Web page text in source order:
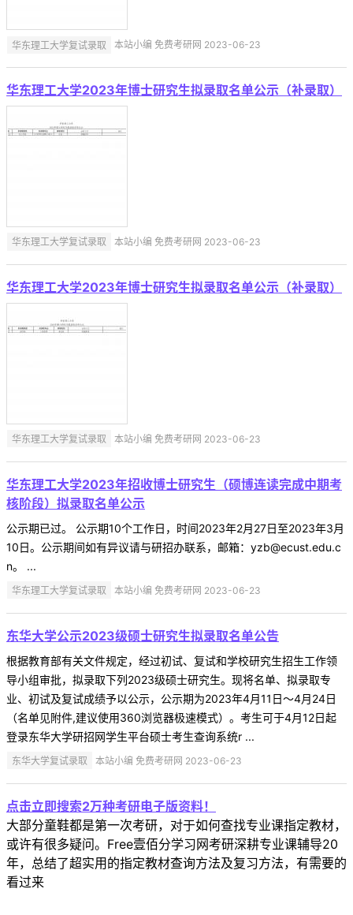
华东理工大学复试录取 本站小编 免费考研网 2023-06-23
华东理工大学2023年博士研究生拟录取名单公示（补录取）
华东理工大学复试录取 本站小编 免费考研网 2023-06-23
华东理工大学2023年博士研究生拟录取名单公示（补录取）
华东理工大学复试录取 本站小编 免费考研网 2023-06-23
华东理工大学2023年招收博士研究生（硕博连读完成中期考
核阶段）拟录取名单公示
公示期已过。 公示期10个工作日，时间2023年2月27日至2023年3月
10日。公示期间如有异议请与研招办联系，邮箱：yzb@ecust.edu.c
n。 ...
华东理工大学复试录取 本站小编 免费考研网 2023-06-23
东华大学公示2023级硕士研究生拟录取名单公告
根据教育部有关文件规定，经过初试、复试和学校研究生招生工作领
导小组审批，拟录取下列2023级硕士研究生。现将名单、拟录取专
业、初试及复试成绩予以公示，公示期为2023年4月11日～4月24日
（名单见附件,建议使用360浏览器极速模式）。考生可于4月12日起
登录东华大学研招网学生平台硕士考生查询系统r ...
东华大学复试录取 本站小编 免费考研网 2023-06-23
点击立即搜索2万种考研电子版资料！
大部分童鞋都是第一次考研，对于如何查找专业课指定教材，
或许有很多疑问。Free壹佰分学习网考研深耕专业课辅导20
年，总结了超实用的指定教材查询方法及复习方法，有需要的
看过来